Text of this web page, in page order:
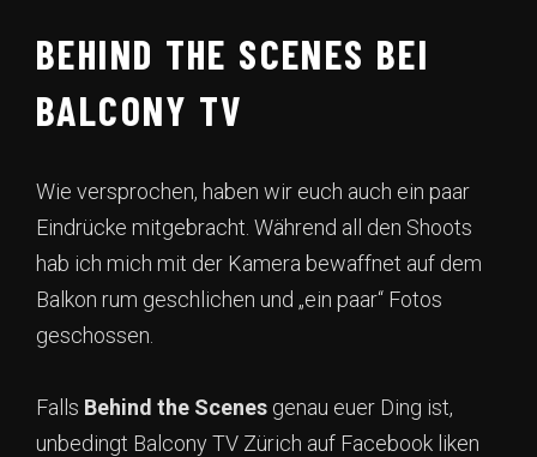
BEHIND THE SCENES BEI
BALCONY TV
Wie versprochen, haben wir euch auch ein paar
Eindrücke mitgebracht. Während all den Shoots
hab ich mich mit der Kamera bewaffnet auf dem
Balkon rum geschlichen und „ein paar“ Fotos
geschossen.
Falls Behind the Scenes genau euer Ding ist,
unbedingt Balcony TV Zürich auf Facebook liken